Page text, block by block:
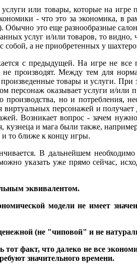
или товары, которые на
- что это за экономика, в
это еще разнообразные
услуг и/или товаров, то
собой, а не приобретенных у
с предыдущей. На игре не
производят. Между тем для
товары и услуги.
персонаж оказывает услуги и/
но и потребления,
виртуальных персонажей и
Возникает вопрос - зачем
кузнеца и мага были также,
то ближе к концу игры.
В дальнейшем
указать уже прямо сейчас,
эквивалентом.
модели не имеет
(не "чиповой" и не
тот факт, что далеко не все
значительного времени.